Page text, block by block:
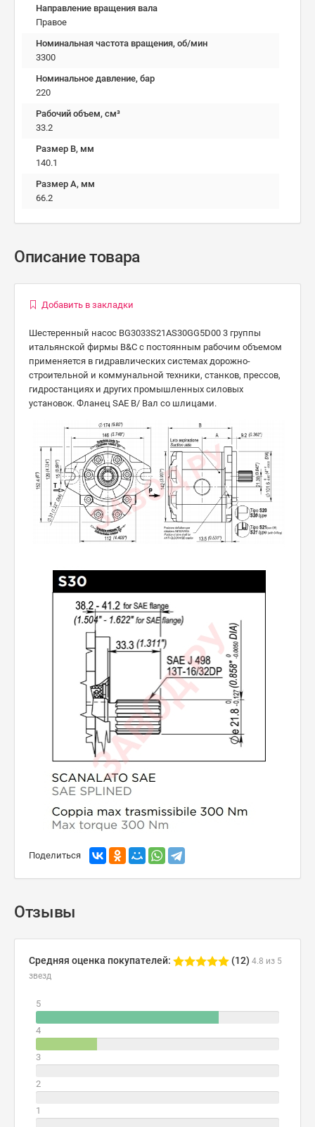
Направление вращения вала
Правое
Номинальная частота вращения, об/мин
3300
Номинальное давление, бар
220
Рабочий объем, см³
33.2
Размер B, мм
140.1
Размер А, мм
66.2
Описание товара
Добавить в закладки
Шестеренный насос BG3033S21AS30GG5D00 3 группы
итальянской фирмы B&C с постоянным рабочим объемом
применяется в гидравлических системах дорожно-
строительной и коммунальной техники, станков, прессов,
гидростанциях и других промышленных силовых
установок. Фланец SAE B/ Вал со шлицами.
Поделиться
Отзывы
Средняя оценка покупателей: (12) 4.8 из 5
звезд
5
4
3
2
1